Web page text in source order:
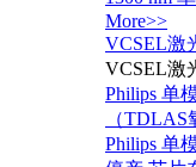
More>>
VCSEL激
VCSEL激
Philips 单
（TDLAS
Philips 单